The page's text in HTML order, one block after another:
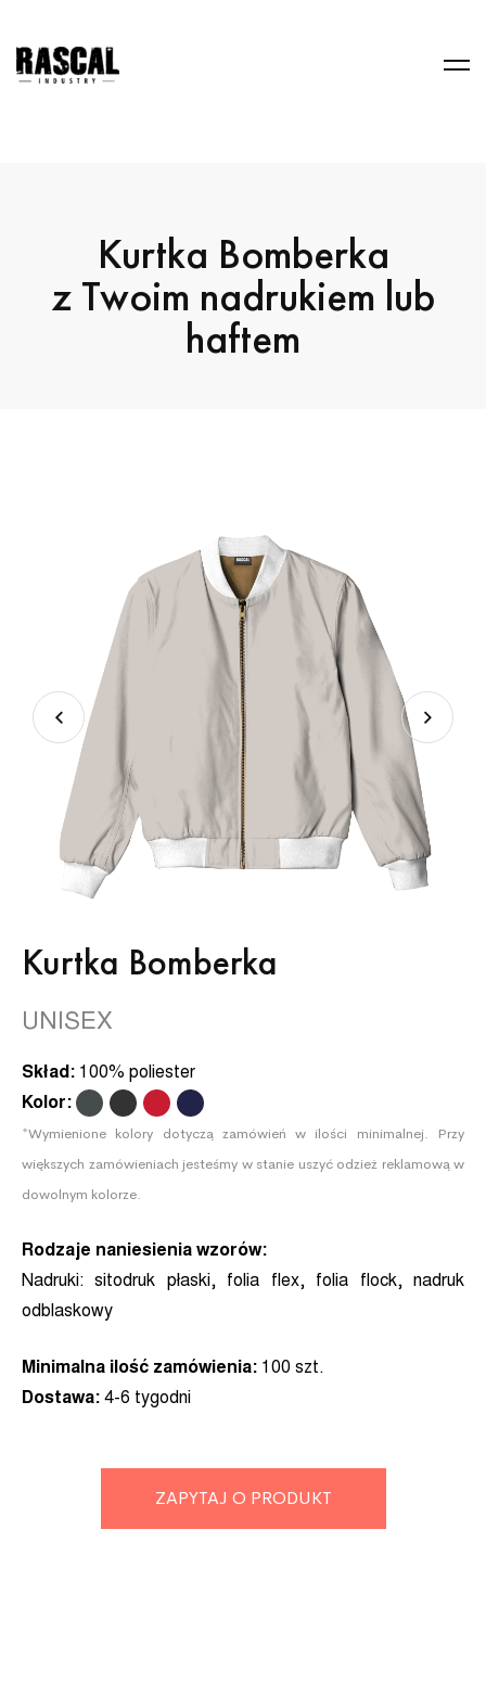
Kurtka Bomberka
z Twoim nadrukiem lub
haftem
Kurtka Bomberka
UNISEX
Skład: 100% poliester
Kolor:
*Wymienione kolory dotyczą zamówień w ilości minimalnej. Przy
większych zamówieniach jesteśmy w stanie uszyć odzież reklamową w
dowolnym kolorze.
Rodzaje naniesienia wzorów:
Nadruki: sitodruk płaski, folia flex, folia flock, nadruk
odblaskowy
Minimalna ilość zamówienia: 100 szt.
Dostawa: 4-6 tygodni
ZAPYTAJ O PRODUKT